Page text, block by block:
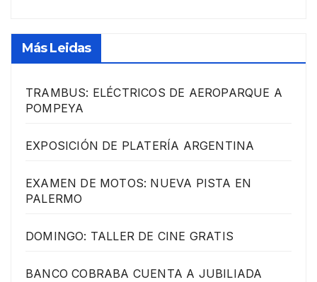
Más Leidas
TRAMBUS: ELÉCTRICOS DE AEROPARQUE A
POMPEYA
EXPOSICIÓN DE PLATERÍA ARGENTINA
EXAMEN DE MOTOS: NUEVA PISTA EN
PALERMO
DOMINGO: TALLER DE CINE GRATIS
BANCO COBRABA CUENTA A JUBILIADA